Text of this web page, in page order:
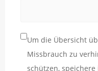
Um die Übersicht
Missbrauch zu
schützen,